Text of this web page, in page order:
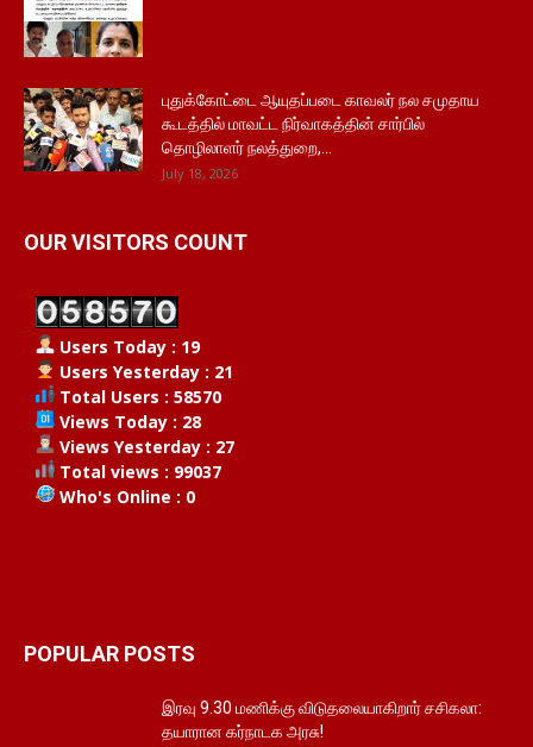
புதுக்கோட்டை ஆயுதப்படை காவலர் நல சமுதாய
கூடத்தில் மாவட்ட நிர்வாகத்தின் சார்பில்
தொழிலாளர் நலத்துறை,...
July 18, 2026
OUR VISITORS COUNT
Users Today : 19
Users Yesterday : 21
Total Users : 58570
Views Today : 28
Views Yesterday : 27
Total views : 99037
Who's Online : 0
POPULAR POSTS
இரவு 9.30 மணிக்கு விடுதலையாகிறார் சசிகலா:
தயாரான கர்நாடக அரசு!